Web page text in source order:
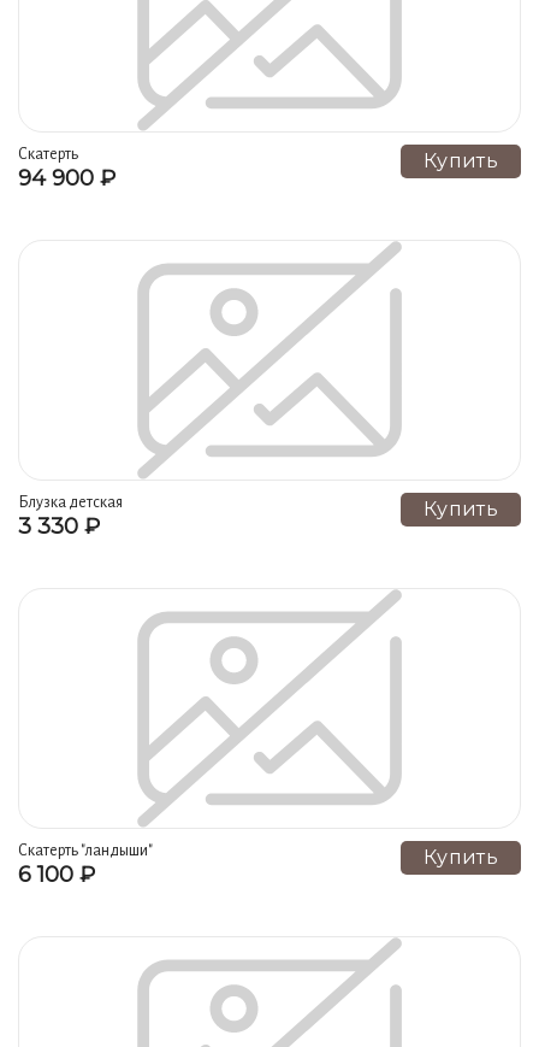
Скатерть
94 900 ₽
Купить
Блузка детская
3 330 ₽
Купить
Скатерть "ландыши"
6 100 ₽
Купить